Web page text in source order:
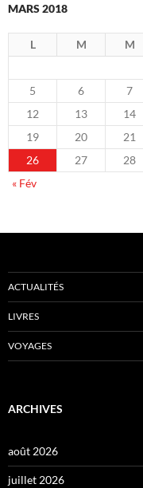
MARS 2018
L M M
5
6 7
12
13 14
19
20 21
26
27 28
« Fév
ACTUALITÉS
LIVRES
VOYAGES
ARCHIVES
août 2026
juillet 2026